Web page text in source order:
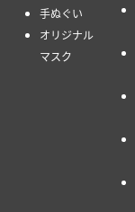
手ぬぐい
オリジナル
マスク